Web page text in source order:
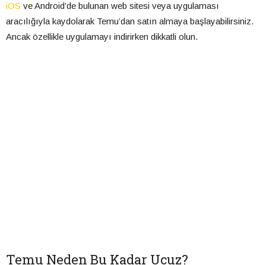
iOS ve Android’de bulunan web sitesi veya uygulaması
aracılığıyla kaydolarak Temu’dan satın almaya başlayabilirsiniz.
Ancak özellikle uygulamayı indirirken dikkatli olun.
Temu Neden Bu Kadar Ucuz?